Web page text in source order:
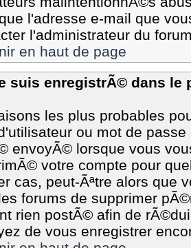
l'adresse e-mail que
l'administrateur du
en haut de page
suis enregistrÃ© dans le
les plus probables
ou mot de
envoyÃ© lorsque vous
votre compte pour
cas, peut-Ãªtre alors que
forums de supprimer
rien postÃ© afin de
de vous enregistrer